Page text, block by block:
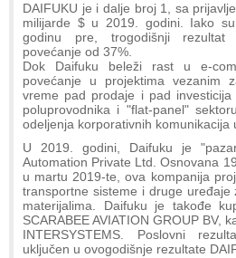
DAIFUKU je i dalje broj 1, sa
milijarde $ u 2019. godini. Iako
godinu pre, trogodišnji rezultat
povećanje od 37%.
Dok Daifuku beleži rast u e-
povećanje u projektima vezanim
vreme pad prodaje i pad
poluprovodnika i "flat-panel"
odeljenja korporativnih komunikacija
U 2019. godini, Daifuku je
Automation Private Ltd. Osnovana
u martu 2019-te, ova kompanija
transportne sisteme i druge uređaje
materijalima. Daifuku je takođe
SCARABEE AVIATION GROUP BV,
INTERSYSTEMS. Poslovni
uključen u ovogodišnje rezultate